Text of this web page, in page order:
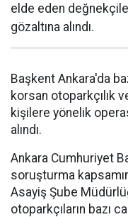
elde eden
gözaltına alındı.
Başkent Ankara'da
korsan otoparkçılık
kişilere yönelik
alındı.
Ankara Cumhuriyet
soruşturma
Asayiş Şube
otoparkçıların bazı